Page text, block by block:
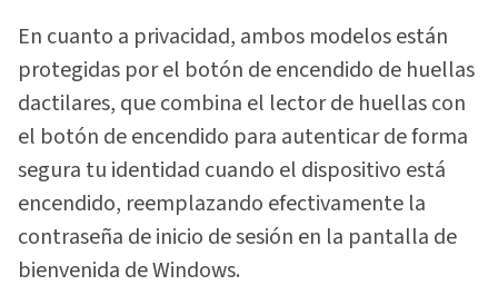
En cuanto a privacidad, ambos modelos están
protegidas por el botón de encendido de huellas
dactilares, que combina el lector de huellas con
el botón de encendido para autenticar de forma
segura tu identidad cuando el dispositivo está
encendido, reemplazando efectivamente la
contraseña de inicio de sesión en la pantalla de
bienvenida de Windows.